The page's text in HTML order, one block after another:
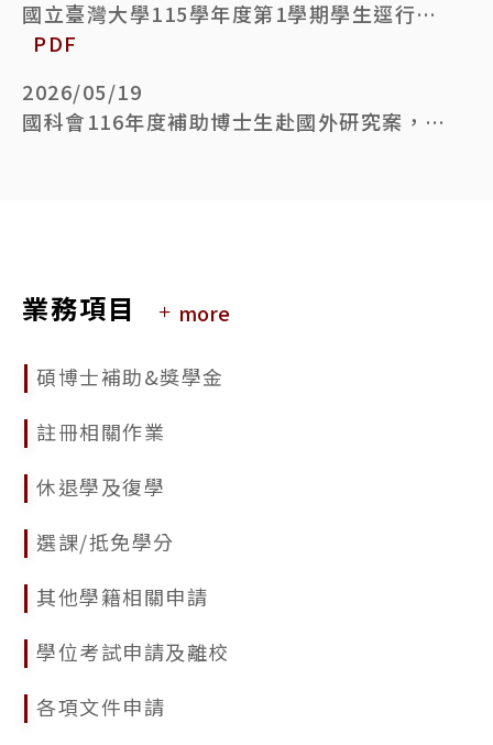
國立臺灣大學115學年度第1學期學生逕行修讀博士學位備取生遞補錄取名單公告
PDF
2026/05/19
國科會116年度補助博士生赴國外研究案，申請時間自115年6月1日至7月29日(星期三)早上8時止
2026/02/09
2025/11/25
2025/11/20
2025/10/20
2025/09/17
業務項目 more
碩博士補助&獎學金
註冊相關作業
休退學及復學
選課/抵免學分
其他學籍相關申請
學位考試申請及離校
各項文件申請